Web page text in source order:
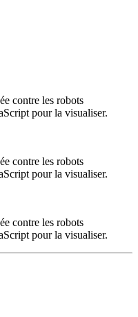
contre les robots
pour la visualiser.
contre les robots
pour la visualiser.
contre les robots
pour la visualiser.